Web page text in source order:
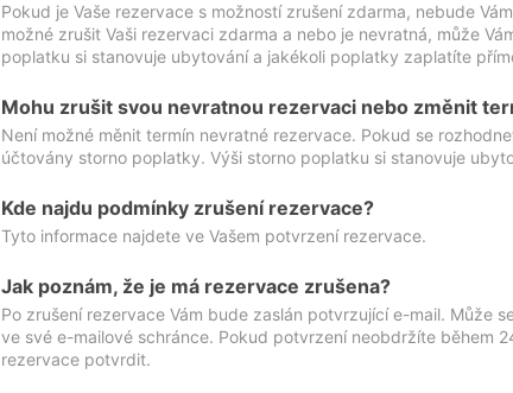
Pokud je Vaše rezervace s možností zrušení zdarma, nebude
možné zrušit Vaši rezervaci zdarma a nebo je nevratná, může
poplatku si stanovuje ubytování a jakékoli poplatky zaplatíte
Mohu zrušit svou nevratnou rezervaci nebo změnit
Není možné měnit termín nevratné rezervace. Pokud se
účtovány storno poplatky. Výši storno poplatku si stanovuje
Kde najdu podmínky zrušení rezervace?
Tyto informace najdete ve Vašem potvrzení rezervace.
Jak poznám, že je má rezervace zrušena?
Po zrušení rezervace Vám bude zaslán potvrzující e-mail. Může
ve své e-mailové schránce. Pokud potvrzení neobdržíte během
rezervace potvrdit.